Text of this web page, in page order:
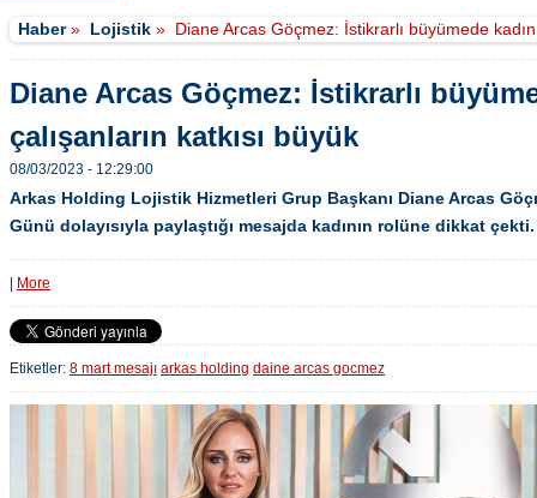
Haber» Lojistik » Diane Arcas Göçmez: İstikrarlı büyümede kadın
Diane Arcas Göçmez: İstikrarlı
çalışanların katkısı büyük
08/03/2023 - 12:29:00
Arkas Holding Lojistik Hizmetleri Grup Başkanı Diane Arcas
Günü dolayısıyla paylaştığı mesajda kadının rolüne dikkat çekti.
More
Etiketler: 8 mart mesajı arkas holding daine arcas gocmez